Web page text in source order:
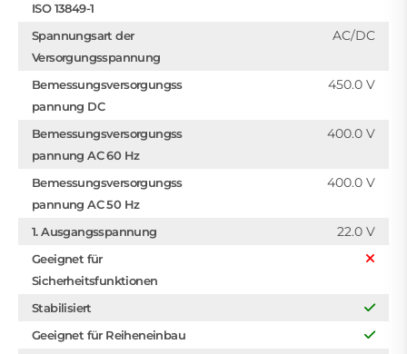
ISO 13849-1
Spannungsart der
Versorgungsspannung
AC/DC
Bemessungsversorgungss
pannung DC
450.0 V
Bemessungsversorgungss
pannung AC 60 Hz
400.0 V
Bemessungsversorgungss
pannung AC 50 Hz
400.0 V
1. Ausgangsspannung 22.0 V
Geeignet für
Sicherheitsfunktionen
Stabilisiert
Geeignet für Reiheneinbau